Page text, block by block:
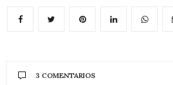
3 COMENTARIOS